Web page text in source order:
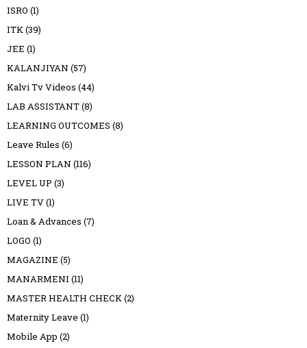
ISRO (1)
ITK(39)
JEE (1)
KALANJIYAN (57)
Kalvi Tv Videos (44)
LAB ASSISTANT(8)
LEARNING OUTCOMES (8)
Leave Rules (6)
LESSON PLAN (116)
LEVEL UP (3)
LIVE TV(1)
Loan & Advances (7)
LOGO (1)
MAGAZINE (5)
MANARMENI (11)
MASTER HEALTH CHECK(2)
Maternity Leave (1)
Mobile App (2)